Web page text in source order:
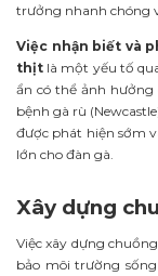
trưởng nhanh chóng
Việc nhận biết và
thịt là một yếu tố
ẩn có thể ảnh hưởng
bệnh gà rù
được phát hiện sớm
lớn cho đàn gà.
Xây dựng
Việc xây dựng
bảo môi trường